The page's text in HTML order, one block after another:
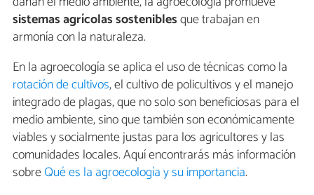
sistemas agrícolas sosteniblesque trabajan en
armonía con la naturaleza.
En la agroecología se aplica el uso de técnicas como la
rotación de cultivos, el cultivo de policultivos y el manejo
integrado de plagas, que no solo son beneficiosas para el
medio ambiente, sino que también son económicamente
viables y socialmente justas para los agricultores y las
comunidades locales. Aquí encontrarás más información
sobreQué es la agroecología y su importancia.